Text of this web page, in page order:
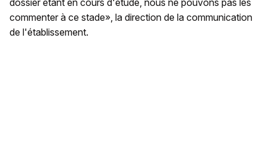
commenter à ce stade», la direction de la communication
de l'établissement.